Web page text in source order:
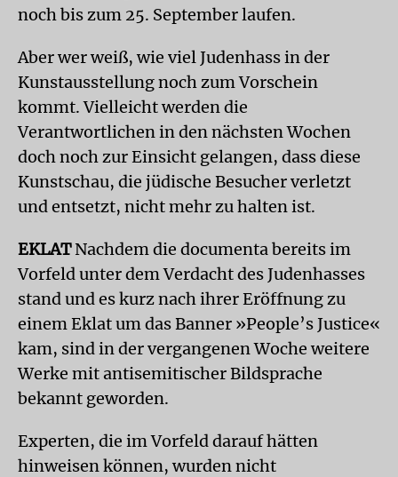
noch bis zum 25. September laufen.
Aber wer weiß, wie viel Judenhass in der
Kunstausstellung noch zum Vorschein
kommt. Vielleicht werden die
Verantwortlichen in den nächsten Wochen
doch noch zur Einsicht gelangen, dass diese
Kunstschau, die jüdische Besucher verletzt
und entsetzt, nicht mehr zu halten ist.
EKLATNachdem die documenta bereits im
Vorfeld unter dem Verdacht des Judenhasses
stand und es kurz nach ihrer Eröffnung zu
einem Eklat um das Banner »People’s Justice«
kam, sind in der vergangenen Woche weitere
Werke mit antisemitischer Bildsprache
bekannt geworden.
Experten, die im Vorfeld darauf hätten
hinweisen können, wurden nicht